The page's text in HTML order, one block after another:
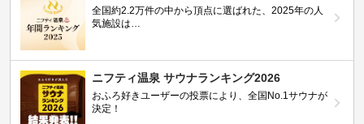
全国約2.2万件の中から頂点に選ばれた、2025年の人
気施設は…
ニフティ温泉 サウナランキング2026
おふろ好きユーザーの投票により、全国No.1サウナが
決定！